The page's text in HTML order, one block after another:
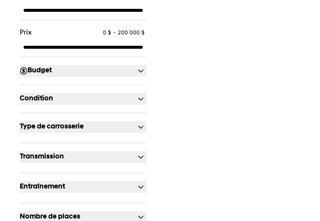
Prix 0 $ - 200 000 $
Budget
Condition
Type de carrosserie
Transmission
Entraînement
Nombre de places